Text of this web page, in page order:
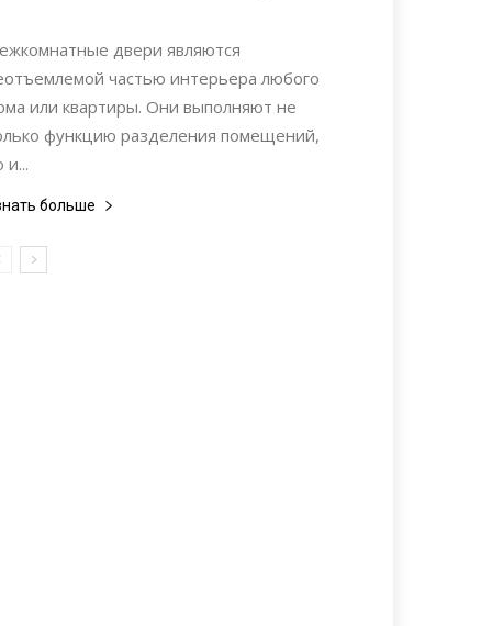
двери являются
частью интерьера любого
или квартиры. Они выполняют не
функцию разделения помещений,
и...
больше